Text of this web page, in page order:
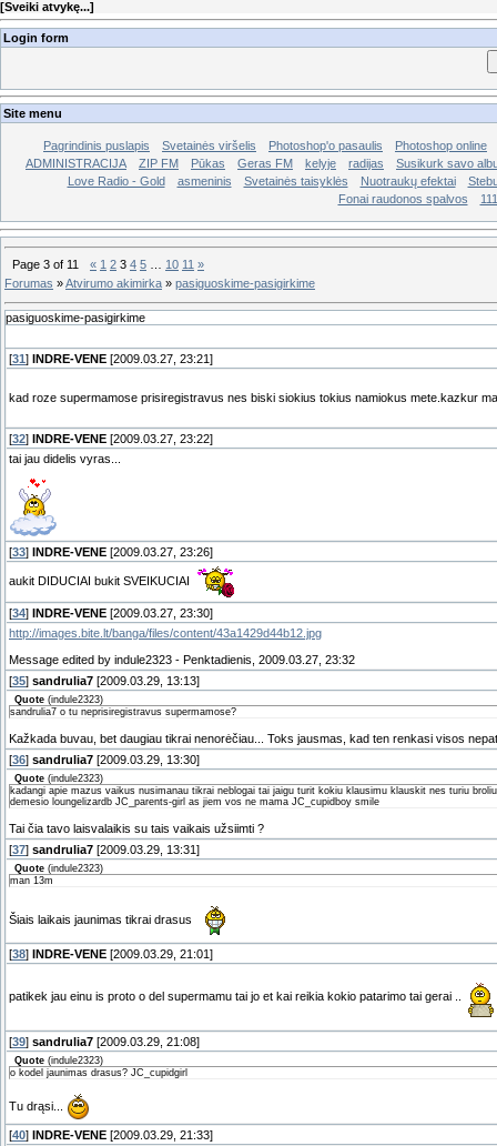
[Sveiki atvykę...]
Login form
Site menu
Pagrindinis puslapis Svetainės viršelis Photoshop'o pasaulis
Photoshop online
ADMINISTRACIJA
ZIP FM Pūkas Geras FM kelyje radijas
Susikurk savo
Love Radio - Gold
asmeninis Svetainės taisyklės Nuotraukų efektai
Fonai raudonos spalvos
111
Page 3 of 11 « 1 2 3 4 5 10 11 »
Forumas »Atvirumo akimirka » pasiguoskime-pasigirkime
pasiguoskime-pasigirkime
[31 ] INDRE-VENE [2009.03.27, 23:21]
kad roze supermamose prisiregistravus nes biski siokius tokius namiokus mete.kazkur
[32] INDRE-VENE [2009.03.27, 23:22]
tai jau didelis vyras...
[33] INDRE-VENE [2009.03.27, 23:26]
aukit DIDUCIAI bukit SVEIKUCIAI
[34] INDRE-VENE [2009.03.27, 23:30]
http://images.bite.lt/banga/files/content/43a1429d44b12.jpg
Message edited by indule2323 - Penktadienis, 2009.03.27, 23:32
[35] sandrulia7 [2009.03.29, 13:13]
Quote (indule2323)
sandrulia7 o tu neprisiregistravus supermamose?
Kažkada buvau, bet daugiau tikrai nenorėčiau... Toks jausmas, kad ten renkasi visos
[36] sandrulia7 [2009.03.29, 13:30]
Quote (indule2323)
kadangi apie mazus vaikus nusimanau tikrai neblogai tai jaigu turit kokiu klausimu klauskit nes turiu
demesio loungelizardb JC_parents-girl as jiem vos ne mama JC_cupidboy smile
Tai čia tavo laisvalaikis su tais vaikais užsiimti ?
[37] sandrulia7 [2009.03.29, 13:31]
Quote (indule2323)
man 13m
Šiais laikais jaunimas tikrai drasus
[38] INDRE-VENE [2009.03.29, 21:01]
patikek jau einu is proto o del supermamu tai jo et kai reikia kokio patarimo tai gerai ..
[39] sandrulia7 [2009.03.29, 21:08]
Quote (indule2323)
o kodel jaunimas drasus? JC_cupidgirl
Tu drąsi...
[40] INDRE-VENE [2009.03.29, 21:33]